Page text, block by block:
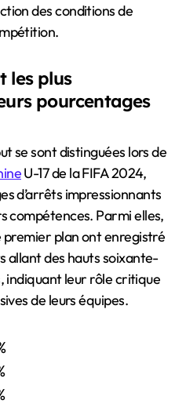
des conditions de
les plus
pourcentages
se sont distinguées lors de
U-17 de la FIFA 2024,
d’arrêts impressionnants
compétences. Parmi elles,
premier plan ont enregistré
allant des hauts soixante-
indiquant leur rôle critique
de leurs équipes.